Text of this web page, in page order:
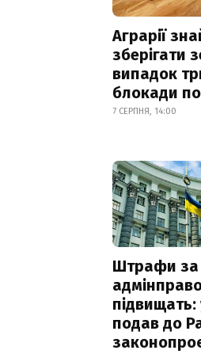
Аграрії
зберігати
випадок
блокади
7 СЕРПНЯ, 14:00
Штрафи за
підвищать:
подав до